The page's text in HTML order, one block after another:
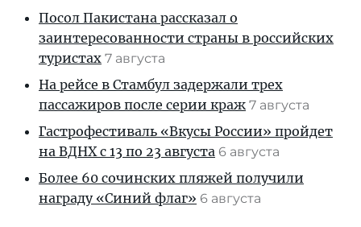
Посол Пакистана рассказал о
заинтересованности страны в российских
туристах 7 августа
На рейсе в Стамбул задержали трех
пассажиров после серии краж 7 августа
Гастрофестиваль «Вкусы России» пройдет
на ВДНХ с 13 по 23 августа 6 августа
Более 60 сочинских пляжей получили
награду «Синий флаг» 6 августа